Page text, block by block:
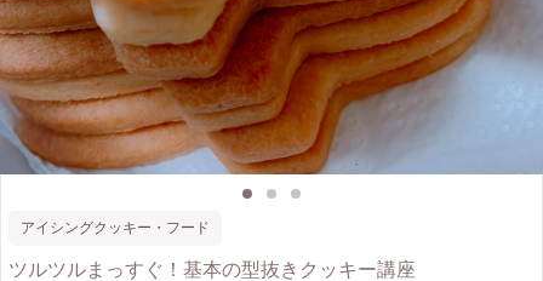
アイシングクッキー・フード
ツルツルまっすぐ！基本の型抜きクッキー講座